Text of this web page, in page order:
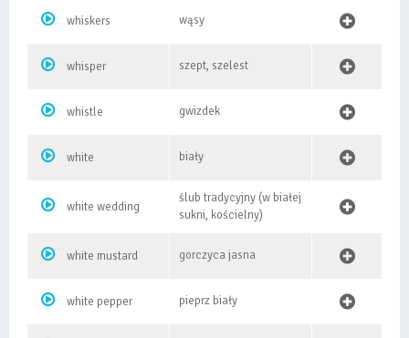
whiskers wąsy
whisper szept, szelest
whistle gwizdek
white biały
white wedding
ślub tradycyjny (w białej
sukni, kościelny)
white mustard gorczyca jasna
white pepper pieprz biały